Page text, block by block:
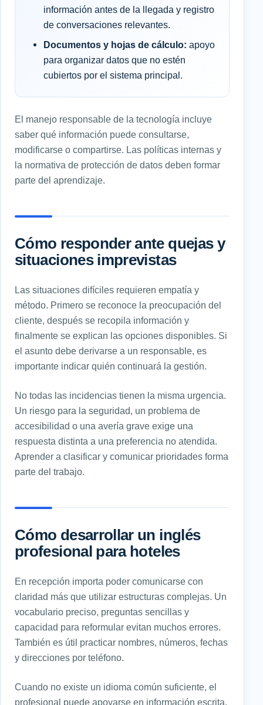
información antes de la llegada y registro
de conversaciones relevantes.
Documentos y hojas de cálculo: apoyo
para organizar datos que no estén
cubiertos por el sistema principal.
El manejo responsable de la tecnología incluye
saber qué información puede consultarse,
modificarse o compartirse. Las políticas internas y
la normativa de protección de datos deben formar
parte del aprendizaje.
Cómo responder ante quejas y
situaciones imprevistas
Las situaciones difíciles requieren empatía y
método. Primero se reconoce la preocupación del
cliente, después se recopila información y
finalmente se explican las opciones disponibles. Si
el asunto debe derivarse a un responsable, es
importante indicar quién continuará la gestión.
No todas las incidencias tienen la misma urgencia.
Un riesgo para la seguridad, un problema de
accesibilidad o una avería grave exige una
respuesta distinta a una preferencia no atendida.
Aprender a clasificar y comunicar prioridades forma
parte del trabajo.
Cómo desarrollar un inglés
profesional para hoteles
En recepción importa poder comunicarse con
claridad más que utilizar estructuras complejas. Un
vocabulario preciso, preguntas sencillas y
capacidad para reformular evitan muchos errores.
También es útil practicar nombres, números, fechas
y direcciones por teléfono.
Cuando no existe un idioma común suficiente, el
profesional puede apoyarse en información escrita,